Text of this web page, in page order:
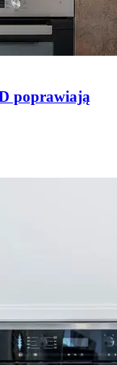
poprawiają